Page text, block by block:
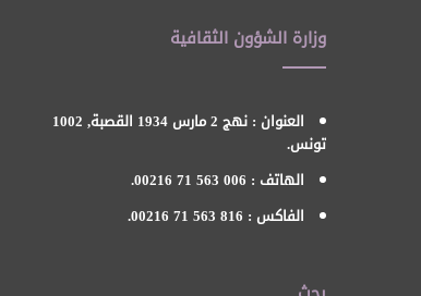
وزارة الشؤون الثقافية
العنوان : نهج 2 مارس 1934 القصبة, 1002
تونس.
الهاتف : 006 563 71 00216.
الفاكس : 816 563 71 00216.